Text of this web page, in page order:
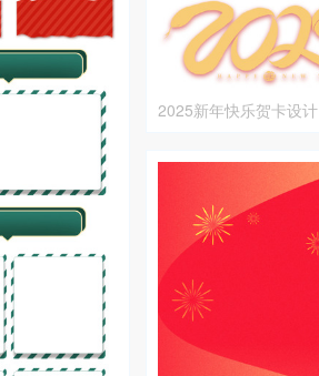
2025新年快乐贺卡设计